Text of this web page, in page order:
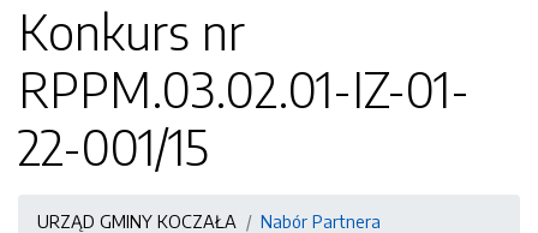
Konkurs nr
RPPM.03.02.01-IZ-01-
22-001/15
URZĄD GMINY KOCZAŁA Nabór Partnera